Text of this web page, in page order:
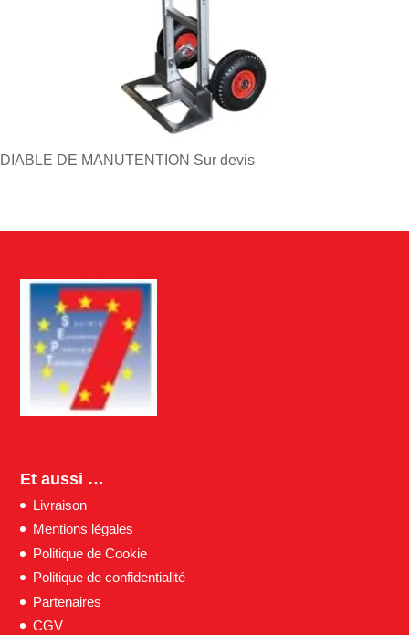
DIABLE DE MANUTENTION Sur devis
Et aussi …
Livraison
Mentions légales
Politique de Cookie
Politique de confidentialité
Partenaires
CGV